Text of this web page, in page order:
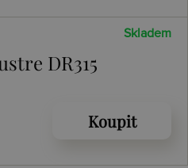
Skladem
DR315
Koupit